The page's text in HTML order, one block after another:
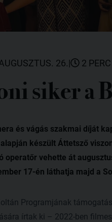
26.| 2 PERC
siker a
és vágás szakmai díját
készült Áttetsző
operatőr vehette át
17-én láthatja majd a
Programjának
írtak ki – 2022-ben